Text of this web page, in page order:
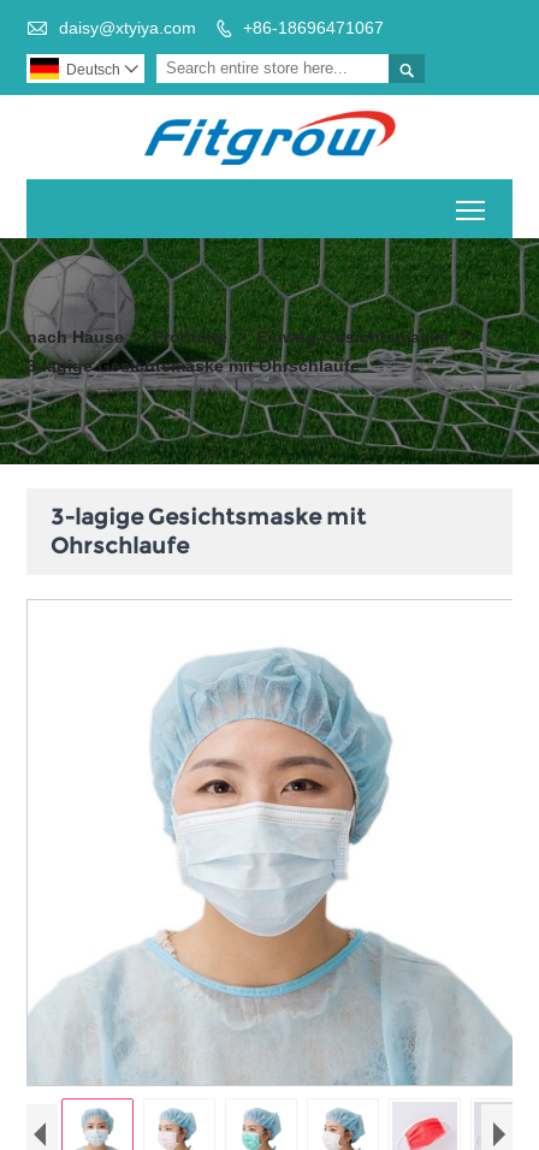
 daisy@xtyiya.com  +86-18696471067

Deutsch 
nach Hause > Produkte > Einweg-Gesichtsmaske >
3-lagige Gesichtsmaske mit Ohrschlaufe
3-lagige Gesichtsmaske mit
Ohrschlaufe